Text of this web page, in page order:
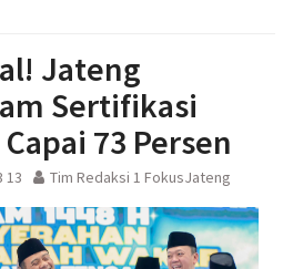
Jateng
Sertifikasi
73 Persen
13 Tim Redaksi 1 FokusJateng